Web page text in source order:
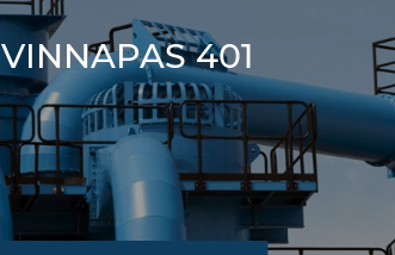
VINNAPAS 401